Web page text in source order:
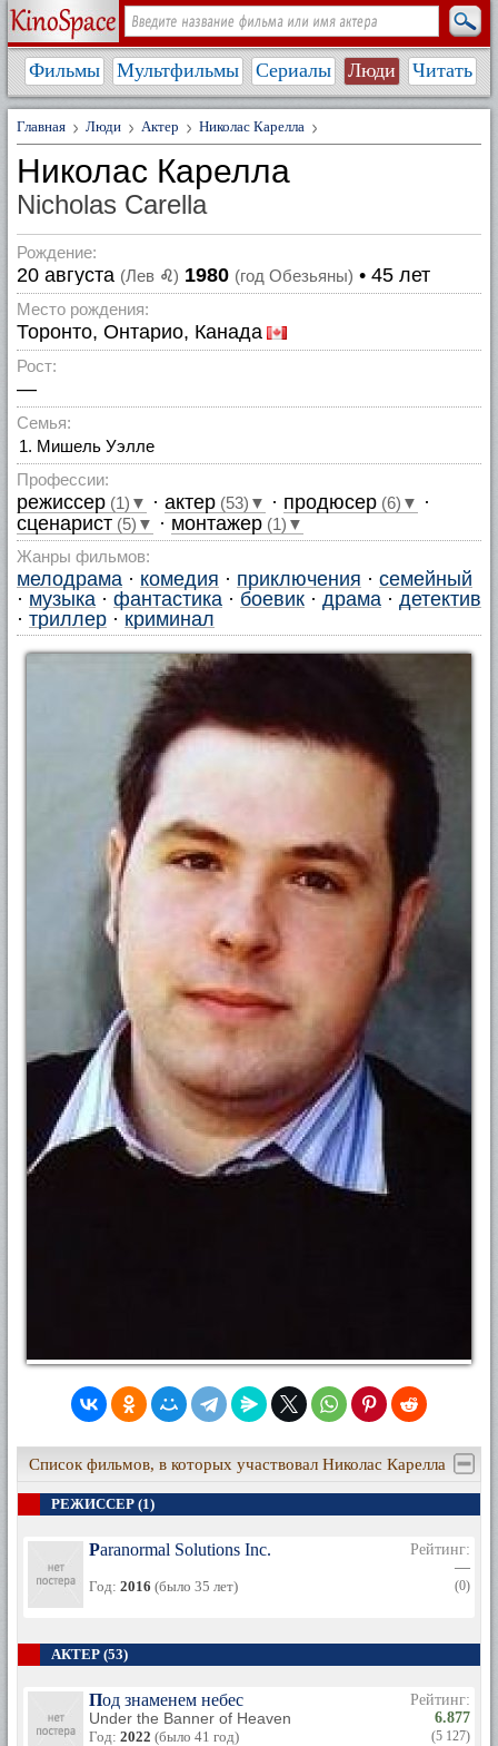
Фильмы Мультфильмы Сериалы Люди Читать
Главная Люди Актер Николас Карелла
Николас Карелла
Nicholas Carella
Рождение:
20 августа (Лев ♌) 1980 (год Обезьяны) • 45 лет
Место рождения:
Торонто, Онтарио, Канада
Рост:
—
Семья:
Мишель Уэлле
Профессии:
режиссер (1)▼ · актер (53)▼ · продюсер (6)▼ ·
сценарист (5)▼ · монтажер (1)▼
Жанры фильмов:
мелодрама · комедия · приключения · семейный
· музыка · фантастика · боевик · драма · детектив
· триллер · криминал
Список фильмов, в которых участвовал Николас Карелла
РЕЖИССЕР (1)
Paranormal Solutions Inc.
Год: 2016 (было 35 лет)
Рейтинг:
—
(0)
АКТЕР (53)
Под знаменем небес
Under the Banner of Heaven
Год: 2022 (было 41 год)
Рейтинг:
6.877
(5 127)